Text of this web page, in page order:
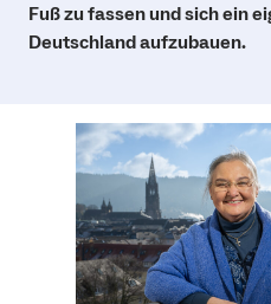
Fuß zu fassen und sich ein
Deutschland aufzubauen.